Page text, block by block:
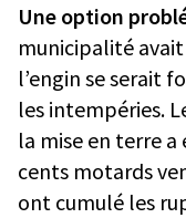
Une option
municipalité
l’engin se serait
les intempéries.
la mise en terre a
cents motards
ont cumulé les